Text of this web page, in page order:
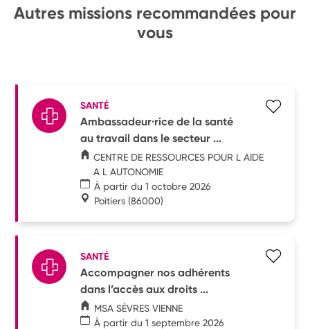
Autres missions recommandées pour
vous
SANTÉ
Ambassadeur·rice de la santé
au travail dans le secteur ...
CENTRE DE RESSOURCES POUR L AIDE
A L AUTONOMIE
À partir du 1 octobre 2026
Poitiers (86000)
SANTÉ
Accompagner nos adhérents
dans l’accès aux droits ...
MSA SÈVRES VIENNE
À partir du 1 septembre 2026